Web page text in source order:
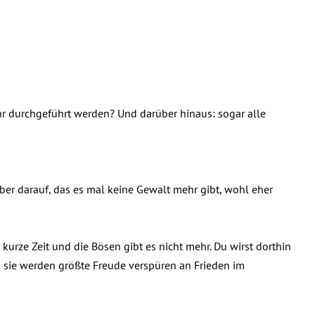
durchgeführt werden? Und darüber hinaus: sogar alle
darauf, das es mal keine Gewalt mehr gibt, wohl eher
Zeit und die Bösen gibt es nicht mehr. Du wirst dorthin
werden größte Freude verspüren an Frieden im